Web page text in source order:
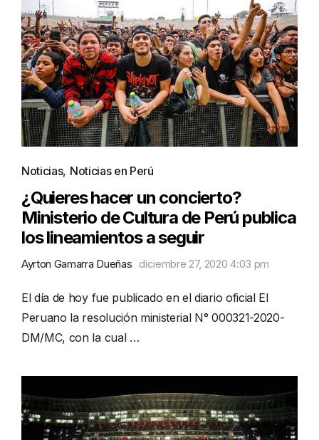
Noticias, Noticias en Perú
¿Quieres hacer un concierto?
Ministerio de Cultura de Perú publica
los lineamientos a seguir
Ayrton Gamarra Dueñas diciembre 27, 2020 4:03 pm
El día de hoy fue publicado en el diario oficial El
Peruano la resolución ministerial N° 000321-2020-
DM/MC, con la cual …